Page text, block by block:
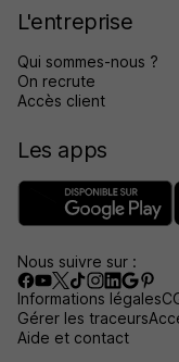
L'entreprise
Qui sommes-nous ?
On recrute
Accès client
Les apps
Nous suivre sur :
Informations légales
Gérer les traceurs
Aide et contact